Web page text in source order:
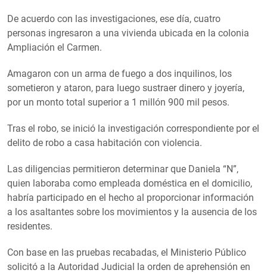
De acuerdo con las investigaciones, ese día, cuatro
personas ingresaron a una vivienda ubicada en la colonia
Ampliación el Carmen.
Amagaron con un arma de fuego a dos inquilinos, los
sometieron y ataron, para luego sustraer dinero y joyería,
por un monto total superior a 1 millón 900 mil pesos.
Tras el robo, se inició la investigación correspondiente por el
delito de robo a casa habitación con violencia.
Las diligencias permitieron determinar que Daniela “N”,
quien laboraba como empleada doméstica en el domicilio,
habría participado en el hecho al proporcionar información
a los asaltantes sobre los movimientos y la ausencia de los
residentes.
Con base en las pruebas recabadas, el Ministerio Público
solicitó a la Autoridad Judicial la orden de aprehensión en